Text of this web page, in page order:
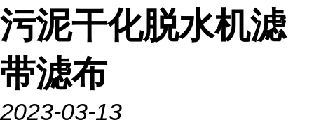
污泥干化脱水机滤
带滤布
2023-03-13